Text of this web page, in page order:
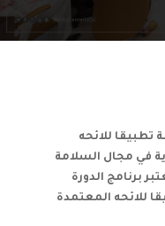
تطبيقا للائحه
في مجال السلامة
برنامج الدورة
للائحه المعتمدة